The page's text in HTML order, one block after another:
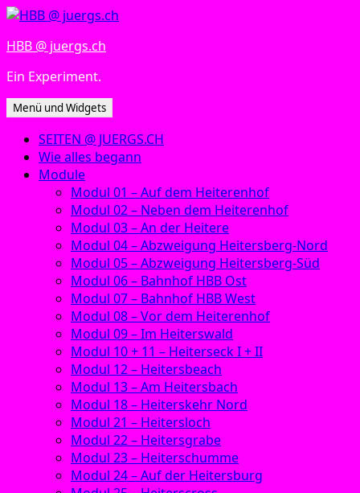
Zum
springen
HBB @ juergs.ch
Ein Experiment.
Menü und Widgets
SEITEN @ JUERGS.CH
Wie alles begann
Module
Modul 01 – Auf dem Heiterenhof
Modul 02 – Neben dem Heiterenhof
Modul 03 – An der Heitere
Modul 04 – Abzweigung Heitersberg-Nord
Modul 05 – Abzweigung Heitersberg-Süd
Modul 06 – Bahnhof HBB Ost
Modul 07 – Bahnhof HBB West
Modul 08 – Vor dem Heiterenhof
Modul 09 – Im Heiterswald
Modul 10 + 11 – Heiterseck I + II
Modul 12 – Heitersbeach
Modul 13 – Am Heitersbach
Modul 18 – Heiterskehr Nord
Modul 21 – Heitersloch
Modul 22 – Heitersgrabe
Modul 23 – Heiterschumme
Modul 24 – Auf der Heitersburg